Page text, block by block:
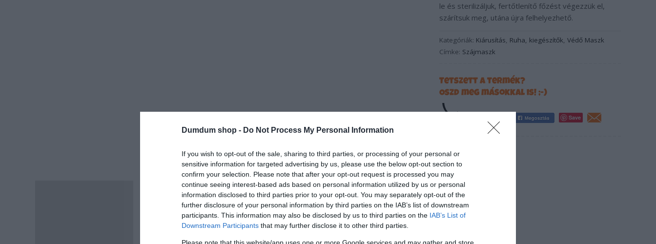
Dumdum shop - Do Not Process My Personal Information
If you wish to opt-out of the sale, sharing to third parties, or processing of your personal or
sensitive information for targeted advertising by us, please use the below opt-out section to
confirm your selection. Please note that after your opt-out request is processed you may
continue seeing interest-based ads based on personal information utilized by us or personal
information disclosed to third parties prior to your opt-out. You may separately opt-out of the
further disclosure of your personal information by third parties on the IAB’s list of downstream
participants. This information may also be disclosed by us to third parties on the IAB’s List of
Downstream Participants that may further disclose it to other third parties.
Please note that this website/app uses one or more Google services and may gather and store
le és sterilizáljuk, fertőtlenítő főzést végezzük el,
szárítsuk meg, utána újra felhelyezhető.
Kategóriák: Kiárusítás, Ruha, kiegészítők, Védő Maszk
Címke: Szájmaszk
Tetszett a termék?
Oszd meg másokkal is! ;-)
Save
Egészségügyi okok miatt a szájmaszkot nem cseréljük.
Használat előtt mossa ki,izolálja.
2 rétegű maszk.